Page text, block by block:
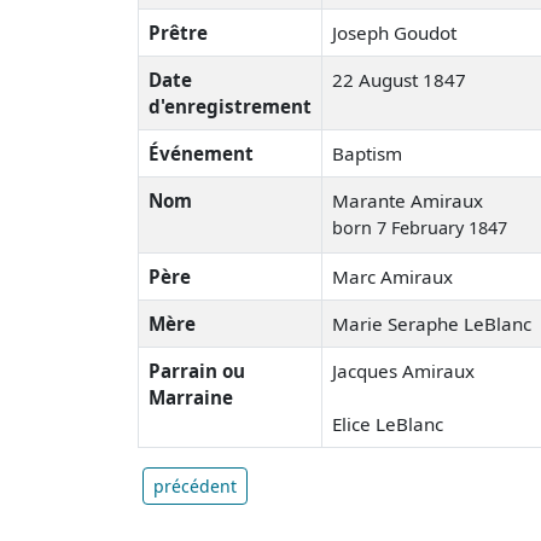
Prêtre
Joseph Goudot
Date
d'enregistrement
22 August 1847
Événement
Baptism
Nom
Marante Amiraux
born 7 February 1847
Père
Marc Amiraux
Mère
Marie Seraphe LeBlanc
Parrain ou
Marraine
Jacques Amiraux
Elice LeBlanc
précédent